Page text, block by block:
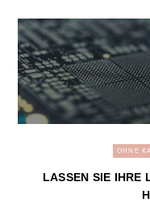
OHNE
LASSEN SIE IHRE